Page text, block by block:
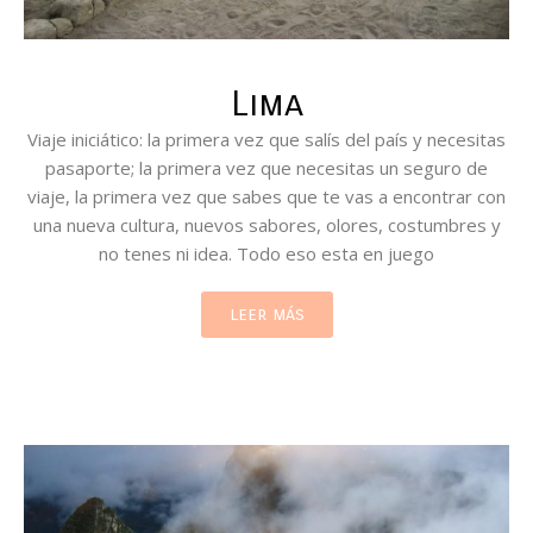
Lima
Viaje iniciático: la primera vez que salís del país y necesitas
pasaporte; la primera vez que necesitas un seguro de
viaje, la primera vez que sabes que te vas a encontrar con
una nueva cultura, nuevos sabores, olores, costumbres y
no tenes ni idea. Todo eso esta en juego
leer más